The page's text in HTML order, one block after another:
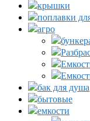
крышки
поплавки
агро
бак для душа
бытовые
емкости